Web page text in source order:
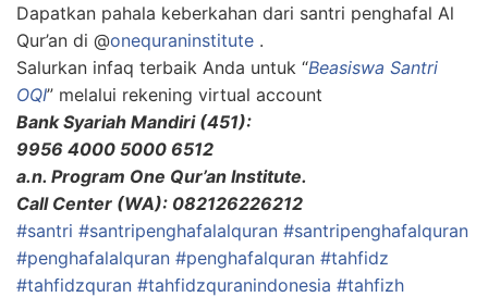
Dapatkan pahala keberkahan dari santri penghafal Al
Qur’an di @onequraninstitute .
Salurkan infaq terbaik Anda untuk “Beasiswa Santri
OQI” melalui rekening virtual account
Bank Syariah Mandiri (451):
9956 4000 5000 6512
a.n. Program One Qur’an Institute.
Call Center (WA): 082126226212
#santri #santripenghafalalquran #santripenghafalquran
#penghafalalquran #penghafalquran #tahfidz
#tahfidzquran #tahfidzquranindonesia #tahfizh